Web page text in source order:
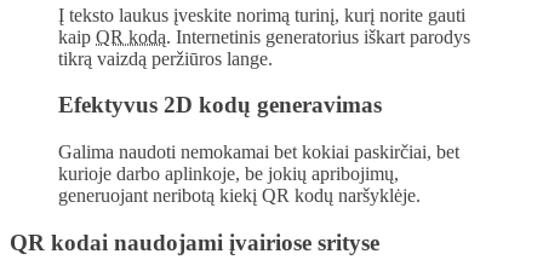
Į teksto laukus įveskite norimą turinį, kurį norite gauti
kaip QR kodą. Internetinis generatorius iškart parodys
tikrą vaizdą peržiūros lange.
Efektyvus 2D kodų generavimas
Galima naudoti nemokamai bet kokiai paskirčiai, bet
kurioje darbo aplinkoje, be jokių apribojimų,
generuojant neribotą kiekį QR kodų naršyklėje.
QR kodai naudojami įvairiose srityse